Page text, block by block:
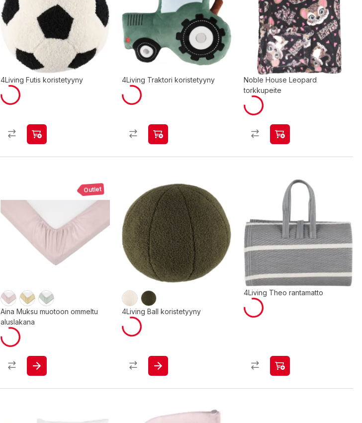
4Living Futis koristetyyny 4Living Traktori koristetyyny
Noble House Leopard
torkkupeite
Outlet
Aina Muksu muotoon ommeltu
aluslakana
4Living Ball koristetyyny
4Living Theo rantamatto